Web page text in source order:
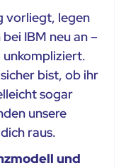
vorliegt, legen
IBM neu an –
unkompliziert.
bist, ob ihr
sogar
unsere
raus.
und